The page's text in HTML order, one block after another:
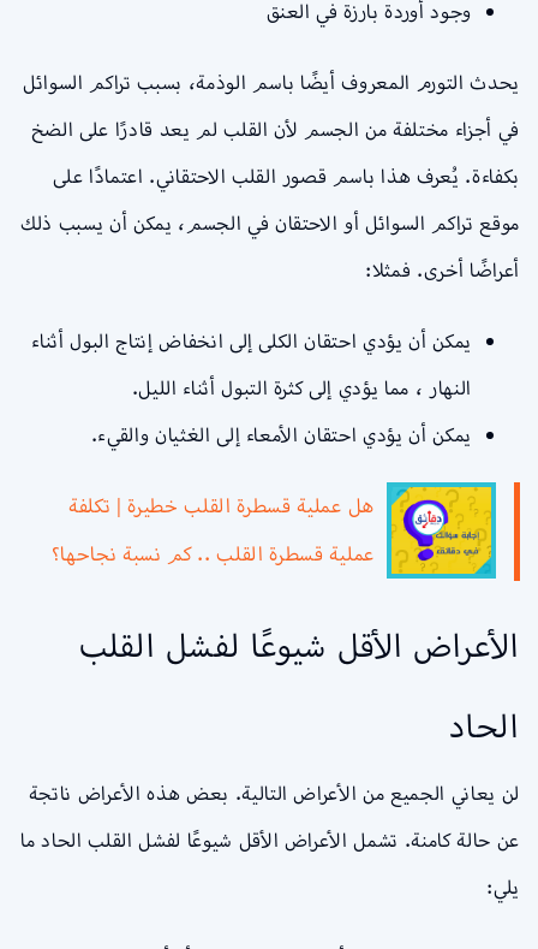
وجود أوردة بارزة في العنق
يحدث التورم المعروف أيضًا باسم الوذمة، بسبب تراكم السوائل
في أجزاء مختلفة من الجسم لأن القلب لم يعد قادرًا على الضخ
بكفاءة. يُعرف هذا باسم قصور القلب الاحتقاني. اعتمادًا على
موقع تراكم السوائل أو الاحتقان في الجسم، يمكن أن يسبب ذلك
أعراضًا أخرى. فمثلا:
يمكن أن يؤدي احتقان الكلى إلى انخفاض إنتاج البول أثناء
النهار ، مما يؤدي إلى كثرة التبول أثناء الليل.
يمكن أن يؤدي احتقان الأمعاء إلى الغثيان والقيء.
هل عملية قسطرة القلب خطيرة | تكلفة
عملية قسطرة القلب .. كم نسبة نجاحها؟
الأعراض الأقل شيوعًا لفشل القلب
الحاد
لن يعاني الجميع من الأعراض التالية. بعض هذه الأعراض ناتجة
عن حالة كامنة. تشمل الأعراض الأقل شيوعًا لفشل القلب الحاد ما
يلي: